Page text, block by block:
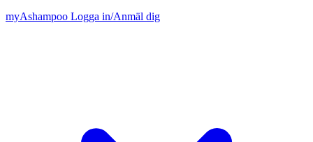
myAshampoo Logga in/Anmäl dig